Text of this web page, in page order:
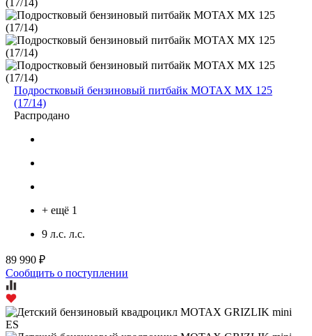
Подростковый бензиновый питбайк MOTAX MX 125
(17/14)
Распродано
+ ещё 1
9 л.с. л.с.
89 990 ₽
Сообщить о поступлении